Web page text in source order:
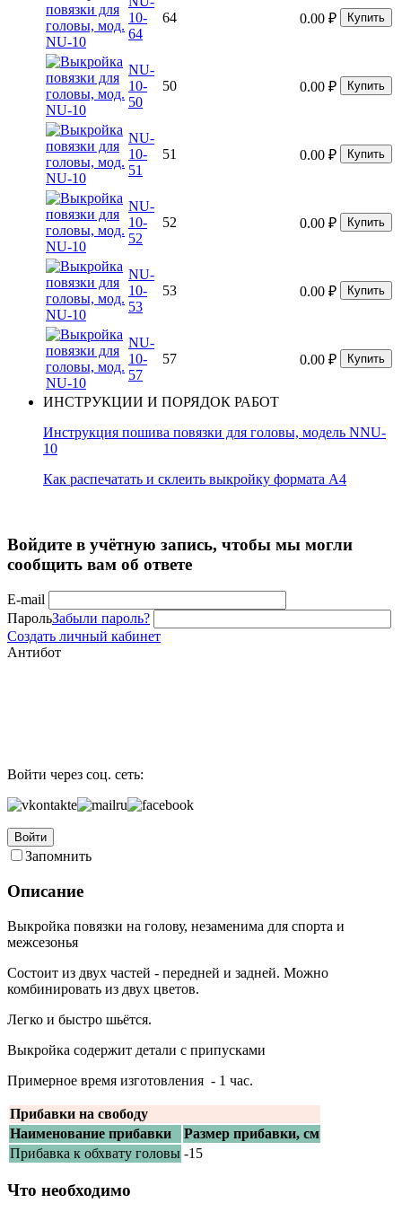
10-
64
64 0.00 ₽ Купить
NU-
10-
50
50 0.00 ₽ Купить
NU-
10-
51
51 0.00 ₽ Купить
NU-
10-
52
52 0.00 ₽ Купить
NU-
10-
53
53 0.00 ₽ Купить
NU-
10-
57
57 0.00 ₽ Купить
ИНСТРУКЦИИ И ПОРЯДОК РАБОТ
Инструкция пошива повязки для головы, модель NNU-
10
Как распечатать и склеить выкройку формата А4
Войдите в учётную запись, чтобы мы могли
сообщить вам об ответе
E-mail
ПарольЗабыли пароль?
Создать личный кабинет
Антибот
Войти через соц. сеть:
Войти
Запомнить
Описание
Выкройка повязки на голову, незаменима для спорта и
межсезонья
Состоит из двух частей - передней и задней. Можно
комбинировать из двух цветов.
Легко и быстро шьётся.
Выкройка содержит детали с припусками
Примерное время изготовления - 1 час.
Прибавки на свободу
Наименование прибавки
Размер прибавки, см
Прибавка к обхвату головы -15
Что необходимо